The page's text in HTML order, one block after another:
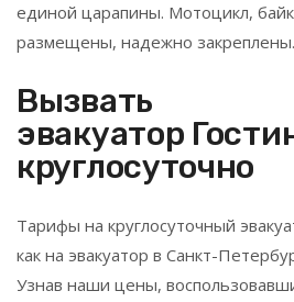
единой царапины. Мотоцикл,
размещены, надежно закреплены.
Вызвать
эвакуатор
круглосуточно
Тарифы на круглосуточный
как на эвакуатор в Санкт-
Узнав наши цены,